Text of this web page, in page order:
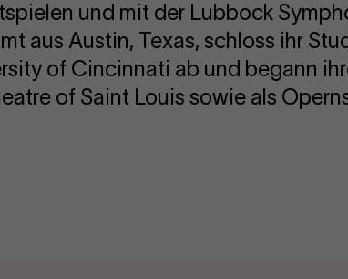
und mit der Lubbock
aus Austin, Texas, schloss ihr
of Cincinnati ab und begann
of Saint Louis sowie als